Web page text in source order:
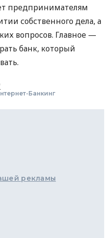
предпринимателям
собственного дела, а
вопросов. Главное —
банк, который
Банкинг
рекламы